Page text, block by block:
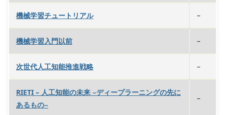
機械学習チュートリアル –
機械学習入門以前 –
次世代人工知能推進戦略 –
RIETI – 人工知能の未来 −ディープラーニングの先に
あるもの−
–